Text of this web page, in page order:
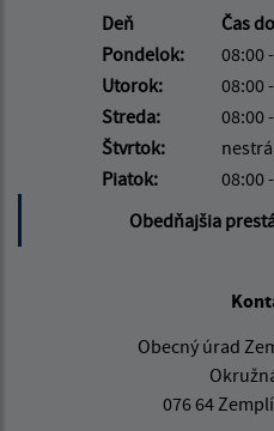
Deň
Čas
Pondelok:
08:00
Utorok:
08:00
Streda:
08:00
Štvrtok:
Piatok:
08:00
Obedňajšia
Obecný úrad
076 64